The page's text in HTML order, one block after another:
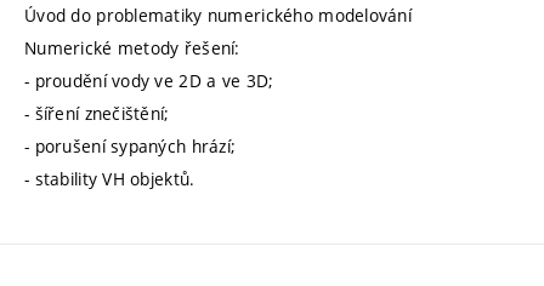
Úvod do problematiky numerického modelování
Numerické metody řešení:
- proudění vody ve 2D a ve 3D;
- šíření znečištění;
- porušení sypaných hrází;
- stability VH objektů.